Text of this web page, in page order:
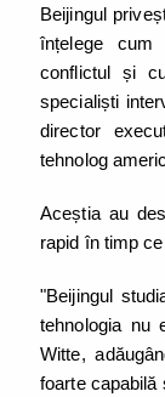
Beijingul
înțelege cum
conflictul și
specialiști
director
tehnolog
Aceștia au
rapid în timp
"Beijingul
tehnologia nu
Witte,
foarte capabilă